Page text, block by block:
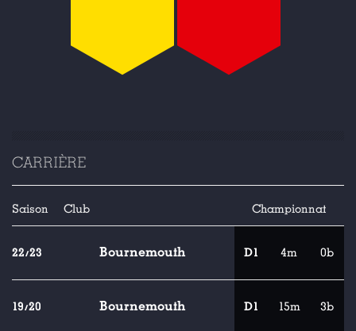
CARRIÈRE
Saison Club Championnat
22/23 Bournemouth D1 4m 0b
19/20 Bournemouth D1 15m 3b